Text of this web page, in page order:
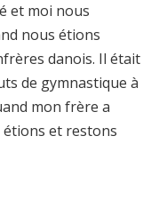
et moi nous
nous étions
danois. Il était
de gymnastique à
mon frère a
étions et restons